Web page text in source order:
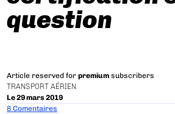
question
Article reserved forpremium subscribers
TRANSPORT AÉRIEN
Le 29 mars 2019
8 Comentaires